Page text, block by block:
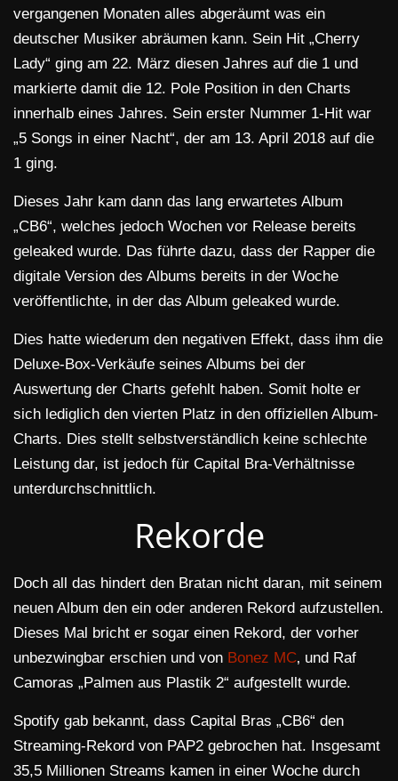
vergangenen Monaten alles abgeräumt was ein
deutscher Musiker abräumen kann. Sein Hit „Cherry
Lady“ ging am 22. März diesen Jahres auf die 1 und
markierte damit die 12. Pole Position in den Charts
innerhalb eines Jahres. Sein erster Nummer 1-Hit war
„5 Songs in einer Nacht“, der am 13. April 2018 auf die
1 ging.
Dieses Jahr kam dann das lang erwartetes Album
„CB6“, welches jedoch Wochen vor Release bereits
geleaked wurde. Das führte dazu, dass der Rapper die
digitale Version des Albums bereits in der Woche
veröffentlichte, in der das Album geleaked wurde.
Dies hatte wiederum den negativen Effekt, dass ihm die
Deluxe-Box-Verkäufe seines Albums bei der
Auswertung der Charts gefehlt haben. Somit holte er
sich lediglich den vierten Platz in den offiziellen Album-
Charts. Dies stellt selbstverständlich keine schlechte
Leistung dar, ist jedoch für Capital Bra-Verhältnisse
unterdurchschnittlich.
Rekorde
Doch all das hindert den Bratan nicht daran, mit seinem
neuen Album den ein oder anderen Rekord aufzustellen.
Dieses Mal bricht er sogar einen Rekord, der vorher
unbezwingbar erschien und von Bonez MC‚ und Raf
Camoras „Palmen aus Plastik 2“ aufgestellt wurde.
Spotify gab bekannt, dass Capital Bras „CB6“ den
Streaming-Rekord von PAP2 gebrochen hat. Insgesamt
35,5 Millionen Streams kamen in einer Woche durch